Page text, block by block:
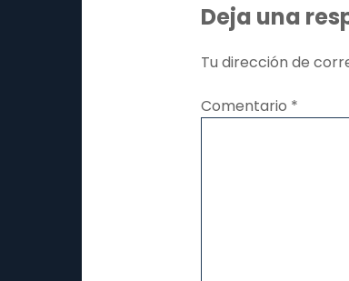
Deja una
Tu dirección de
Comentario *